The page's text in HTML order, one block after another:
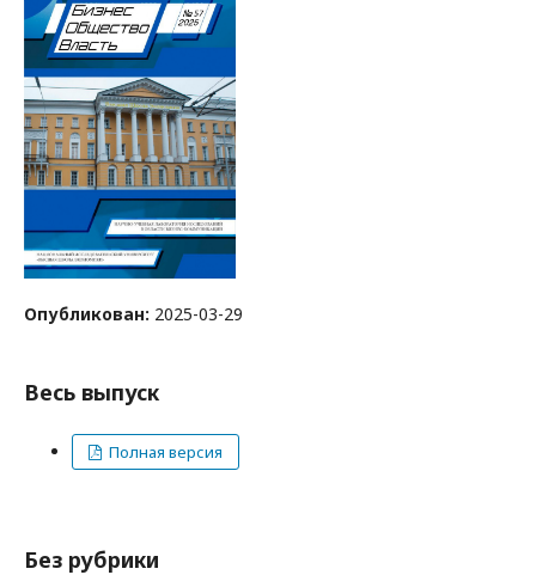
Опубликован: 2025-03-29
Весь выпуск
Полная версия
Без рубрики